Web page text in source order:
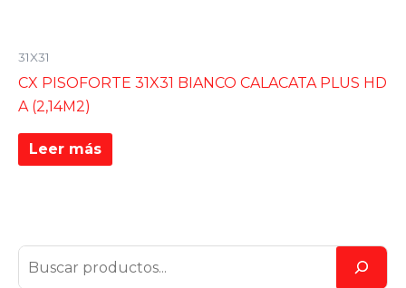
31X31
CX PISOFORTE 31X31 BIANCO CALACATA PLUS HD
A (2,14M2)
Leer más